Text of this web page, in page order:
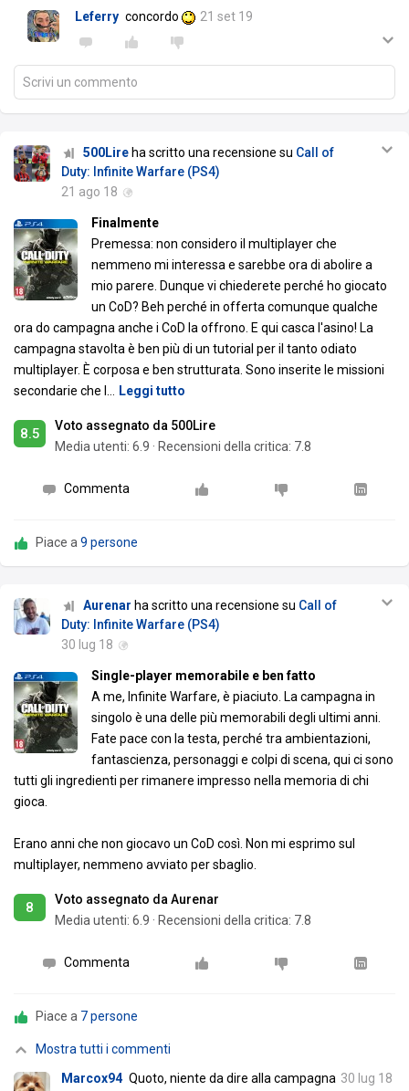
Leferry concordo 21 set 19
Scrivi un commento
500Lire ha scritto una recensione su Call of
Duty: Infinite Warfare (PS4)
21 ago 18
Finalmente
Premessa: non considero il multiplayer che
nemmeno mi interessa e sarebbe ora di abolire a
mio parere. Dunque vi chiederete perché ho giocato
un CoD? Beh perché in offerta comunque qualche
ora do campagna anche i CoD la offrono. E qui casca l'asino! La
campagna stavolta è ben più di un tutorial per il tanto odiato
multiplayer. È corposa e ben strutturata. Sono inserite le missioni
secondarie che l … Leggi tutto
8.5
Voto assegnato da 500Lire
Media utenti: 6.9 · Recensioni della critica: 7.8
Commenta
Piace a9 persone
Aurenar ha scritto una recensione su Call of
Duty: Infinite Warfare (PS4)
30 lug 18
Single-player memorabile e ben fatto
A me, Infinite Warfare, è piaciuto. La campagna in
singolo è una delle più memorabili degli ultimi anni.
Fate pace con la testa, perché tra ambientazioni,
fantascienza, personaggi e colpi di scena, qui ci sono
tutti gli ingredienti per rimanere impresso nella memoria di chi
gioca.
Erano anni che non giocavo un CoD così. Non mi esprimo sul
multiplayer, nemmeno avviato per sbaglio.
8
Voto assegnato da Aurenar
Media utenti: 6.9 · Recensioni della critica: 7.8
Commenta
Piace a 7 persone
Mostra tutti i commenti
Marcox94 Quoto, niente da dire alla campagna 30 lug 18